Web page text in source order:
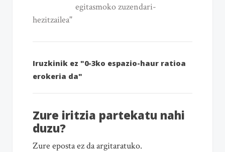
egitasmoko zuzendari-
hezitzailea"
Iruzkinik ez "0-3ko espazio-haur ratioa
erokeria da"
Zure iritzia partekatu nahi
duzu?
Zure eposta ez da argitaratuko.